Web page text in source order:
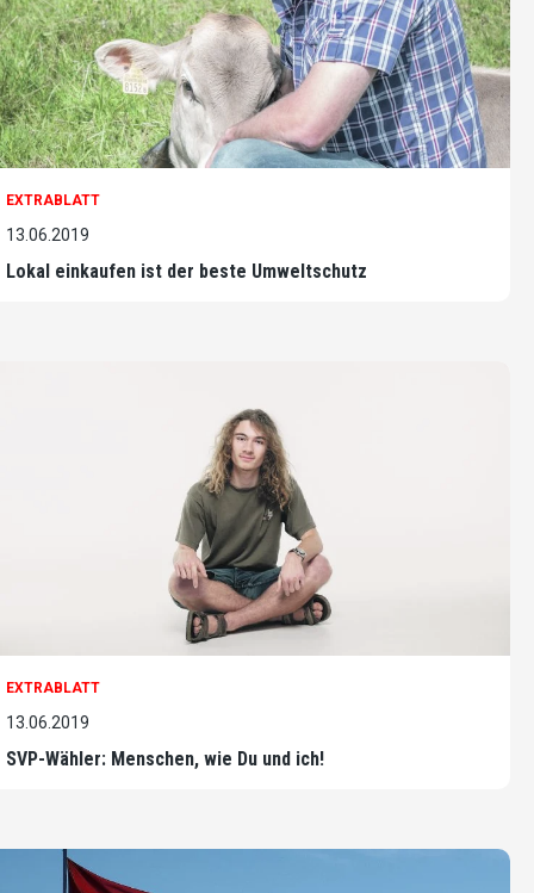
EXTRABLATT
13.06.2019
Lokal einkaufen ist der beste Umweltschutz
EXTRABLATT
13.06.2019
SVP-Wähler: Menschen, wie Du und ich!